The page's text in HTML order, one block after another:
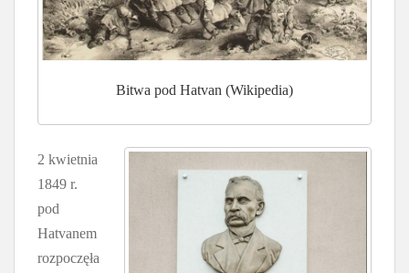
Bitwa pod Hatvan (Wikipedia)
2 kwietnia
1849 r.
pod
Hatvanem
rozpoczęła